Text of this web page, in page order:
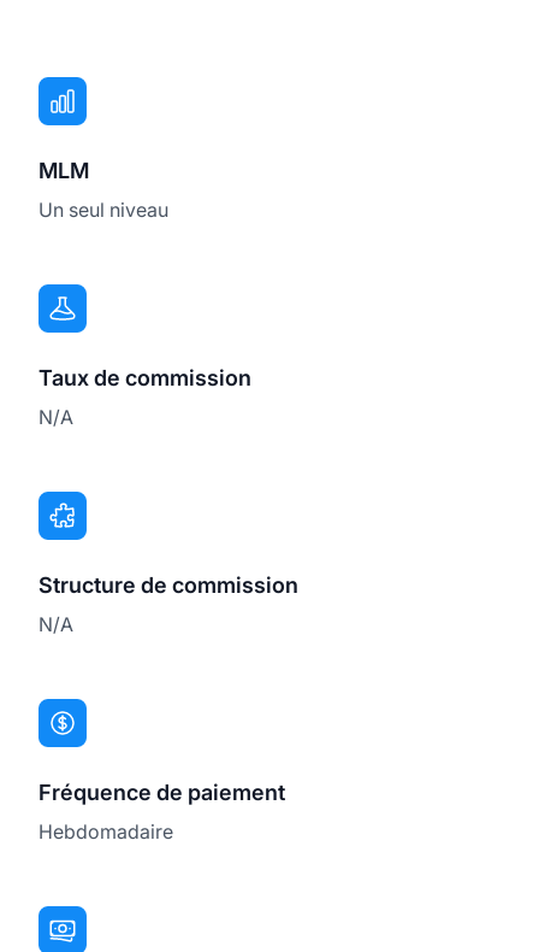
MLM
Un seul niveau
Taux de commission
N/A
Structure de commission
N/A
Fréquence de paiement
Hebdomadaire